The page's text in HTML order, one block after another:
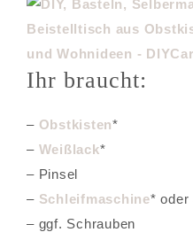
Ihr braucht:
– Obstkisten*
– Weißlack*
– Pinsel
– Schleifmaschine* oder
– ggf. Schrauben